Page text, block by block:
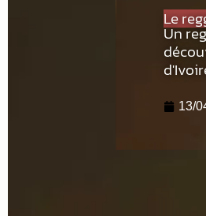
Le
Un
13/